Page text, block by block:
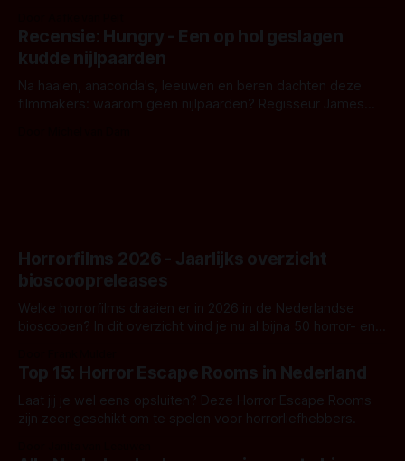
achtergrond, belooft iets kleurrijks maar onheilspellends,
iets ongrijpbaars. En dat maakt De Groen met ieder woord
waar.
Recensie: Hungry - Een op hol geslagen
kudde nijlpaarden
Na haaien, anaconda's, leeuwen en beren dachten deze
filmmakers: waarom geen nijlpaarden? Regisseur James
Horrorfilms 2026 - Jaarlijks overzicht
bioscoopreleases
Welke horrorfilms draaien er in 2026 in de Nederlandse
bioscopen? In dit overzicht vind je nu al bijna 50 horror- en
Top 15: Horror Escape Rooms in Nederland
Laat jij je wel eens opsluiten? Deze Horror Escape Rooms
zijn zeer geschikt om te spelen voor horrorliefhebbers.